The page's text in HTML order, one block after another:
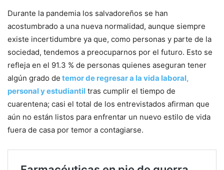
Durante la pandemia los salvadoreños se han
acostumbrado a una nueva normalidad, aunque siempre
existe incertidumbre ya que, como personas y parte de la
sociedad, tendemos a preocuparnos por el futuro. Esto se
refleja en el 91.3 % de personas quienes aseguran tener
algún grado de temor de regresar a la vida laboral,
personal y estudiantil tras cumplir el tiempo de
cuarentena; casi el total de los entrevistados afirman que
aún no están listos para enfrentar un nuevo estilo de vida
fuera de casa por temor a contagiarse.